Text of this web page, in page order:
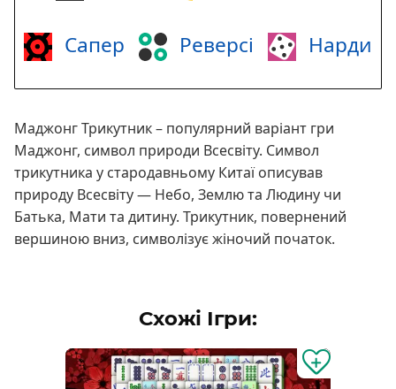
Сапер Реверсі Нарди
Маджонг Трикутник – популярний варіант гри
Маджонг, символ природи Всесвіту. Символ
трикутника у стародавньому Китаї описував
природу Всесвіту — Небо, Землю та Людину чи
Батька, Мати та дитину. Трикутник, повернений
вершиною вниз, символізує жіночий початок.
Схожі Ігри: